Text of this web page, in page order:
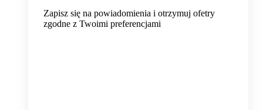
Zapisz się na powiadomienia i otrzymuj ofetry
zgodne z Twoimi preferencjami